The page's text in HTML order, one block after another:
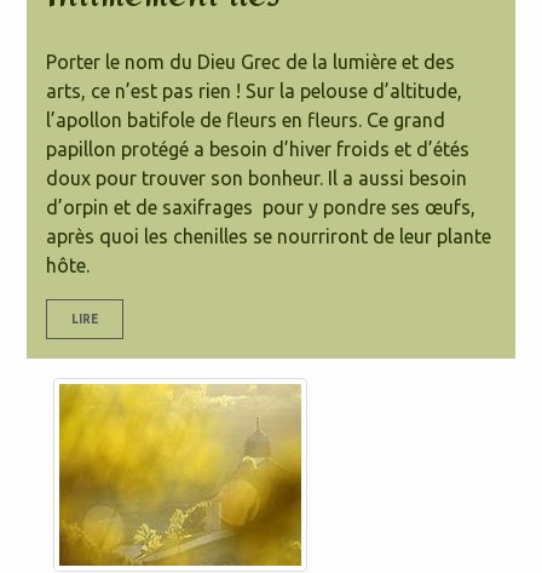
Porter le nom du Dieu Grec de la lumière et des
arts, ce n’est pas rien ! Sur la pelouse d’altitude,
l’apollon batifole de fleurs en fleurs. Ce grand
papillon protégé a besoin d’hiver froids et d’étés
doux pour trouver son bonheur. Il a aussi besoin
d’orpin et de saxifrages pour y pondre ses œufs,
après quoi les chenilles se nourriront de leur plante
hôte.
LIRE